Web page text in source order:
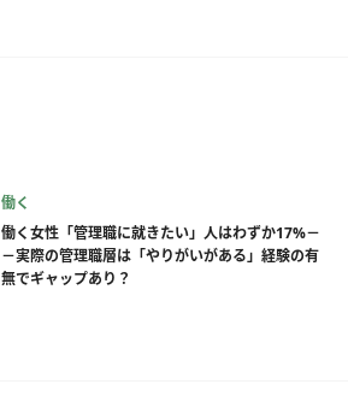
働く
働く女性「管理職に就きたい」人はわずか17%－
－実際の管理職層は「やりがいがある」経験の有
無でギャップあり？